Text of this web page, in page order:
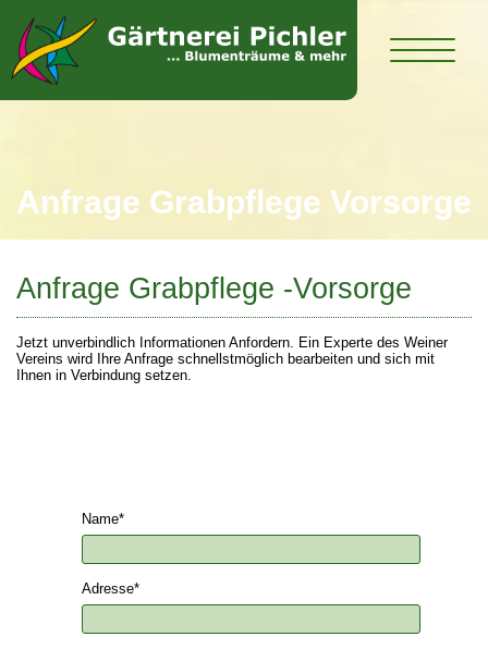
Anfrage Grabpflege Vorsorge
Anfrage Grabpflege -Vorsorge
Jetzt unverbindlich Informationen Anfordern. Ein Experte des Weiner
Vereins wird Ihre Anfrage schnellstmöglich bearbeiten und sich mit
Ihnen in Verbindung setzen.
Name*
Adresse*